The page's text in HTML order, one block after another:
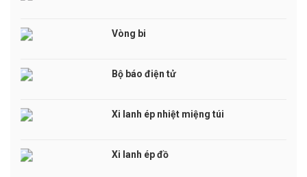
Vòng bi
Bộ báo điện tử
Xi lanh ép nhiệt miệng túi
Xi lanh ép đồ